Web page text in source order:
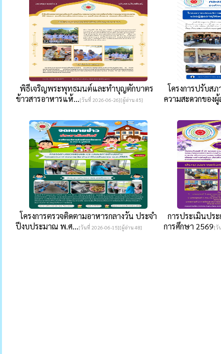
พิธีเจริญพระพุทธมนต์และทำบุญตักบาตร
ข้าวสารอาหารแห้...[วันที่ 2026-06-26][ผู้อ่าน 45]
โครงการปรับส
ความสะดวกของผู้
โครงการตรวจติดตามอาหารกลางวัน ประจำ
ปีงบประมาณ พ.ศ...[วันที่ 2026-06-15][ผู้อ่าน 48]
การประเมินปร
การศึกษา 2569[วั